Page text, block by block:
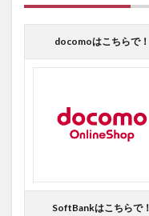
docomoはこちらで！
SoftBankはこちらで！